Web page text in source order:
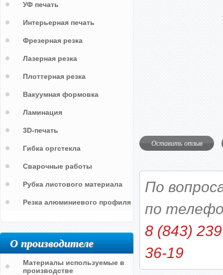
Оставить отзыв
По
по
8 (843)
36-19
УФ печать
Интерьерная печать
Фрезерная резка
Лазерная резка
Плоттерная резка
Вакуумная формовка
Ламинация
3D-печать
Гибка оргстекла
Сварочные работы
Рубка листового материала
Резка алюминиевого профиля
О производителе
Материалы используемые в
производстве